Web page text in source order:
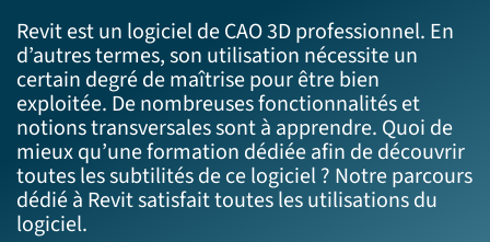
Revit est un logiciel de CAO 3D professionnel. En
d’autres termes, son utilisation nécessite un
certain degré de maîtrise pour être bien
exploitée. De nombreuses fonctionnalités et
notions transversales sont à apprendre. Quoi de
mieux qu’une formation dédiée afin de découvrir
toutes les subtilités de ce logiciel ? Notre parcours
dédié à Revit satisfait toutes les utilisations du
logiciel.